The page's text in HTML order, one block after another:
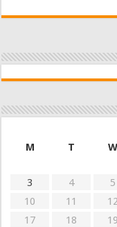
M
T W
3
4 5
10
11
17
18 19